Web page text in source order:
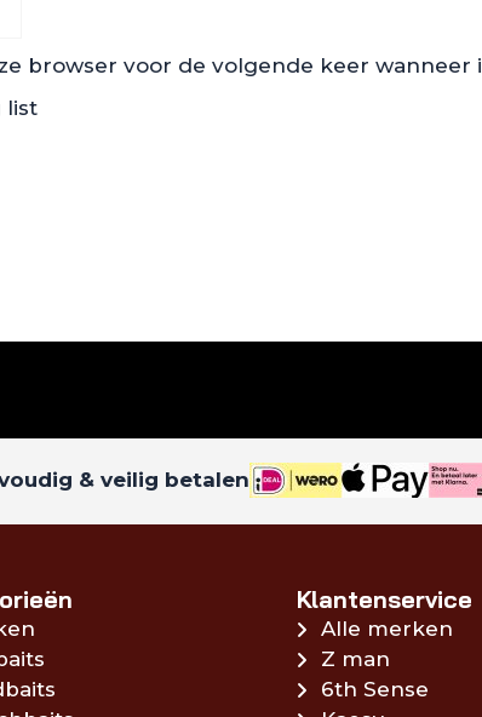
browser voor de volgende keer wanneer
list
& veilig betalen
Klantenservice
Alle merken
Z man
6th Sense